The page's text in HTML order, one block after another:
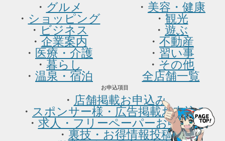
・ グルメ
・ ショッピング
・ ビジネス
・ 企業案内
・ 医療・介護
・ 暮らし
・ 温泉・宿泊
・ 美容・健康
・ 観光
・ 遊ぶ
・ 不動産
・ 習い事
・ その他
全店舗一覧
お申込項目
・ 店舗掲載お申込み
・ スポンサー様・広告掲載お申込み
・ 求人・フリーペーパーお申込み
・ 裏技・お得情報投稿